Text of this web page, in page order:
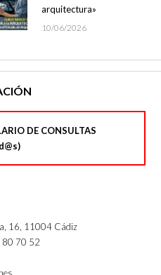
arquitectura»
10/06/2026
DE CONSULTAS
16, 11004 Cádiz
80 70 52